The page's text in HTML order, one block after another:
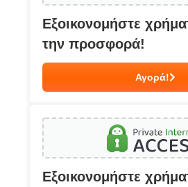
Εξοικονομήστε
την προσφορά!
Αγορά!
Εξοικονομήστε